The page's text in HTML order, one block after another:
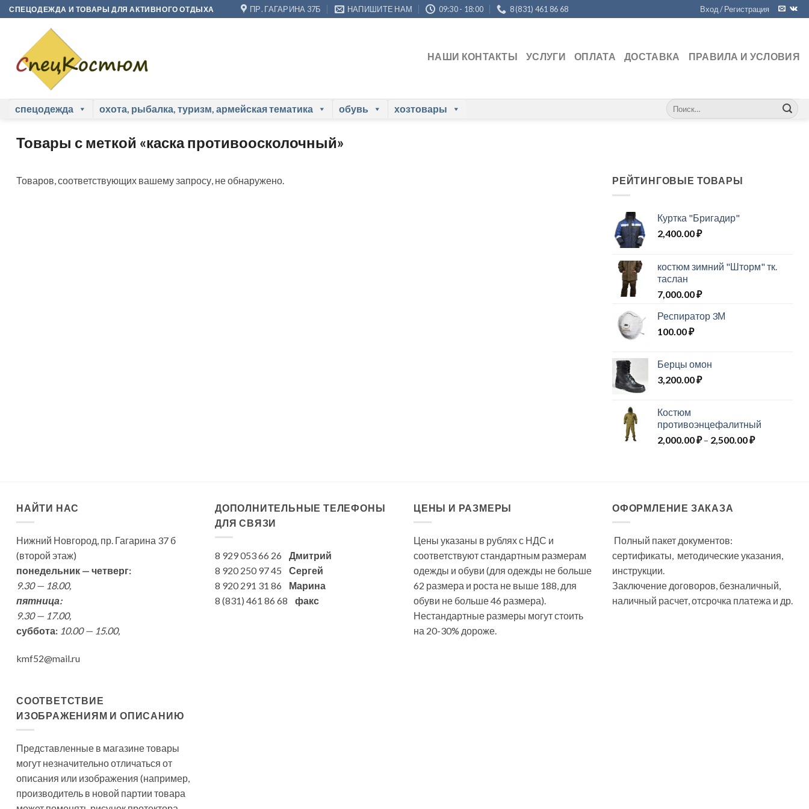
Skip
to
СПЕЦОДЕЖДА И ТОВАРЫ ДЛЯ АКТИВНОГО ОТДЫХА ПР. ГАГАРИНА 37Б НАПИШИТЕ НАМ 09:30 - 18:00 8 (831) 461 86 68 Вход / Регистрация
НАШИ КОНТАКТЫ УСЛУГИ ОПЛАТА ДОСТАВКА ПРАВИЛА И УСЛОВИЯ
спецодежда охота, рыбалка, туризм, армейская тематика обувь хозтовары Искать:
Товары с меткой «каска противоосколочный»
Товаров, соответствующих вашему запросу, не обнаружено. РЕЙТИНГОВЫЕ ТОВАРЫ
Куртка "Бригадир"
2,400.00₽
костюм зимний "Шторм" тк.
таслан
7,000.00₽
Респиратор 3М
100.00₽
Берцы омон
3,200.00₽
Костюм
противоэнцефалитный
2,000.00₽ – 2,500.00₽Диапазон
НАЙТИ НАС
Нижний Новгород, пр. Гагарина 37 б
(второй этаж)
понедельник — четверг:
9.30 — 18.00,
пятница:
9.30 — 17.00,
суббота: 10.00 — 15.00,
kmf52@mail.ru
ДОПОЛНИТЕЛЬНЫЕ ТЕЛЕФОНЫ
ДЛЯ СВЯЗИ
8 929 053 66 26 Дмитрий
8 920 250 97 45 Сергей
8 920 291 31 86 Марина
8 (831) 461 86 68 факс
ЦЕНЫ И РАЗМЕРЫ
Цены указаны в рублях с НДС и
соответствуют стандартным размерам
одежды и обуви (для одежды не больше
62 размера и роста не выше 188, для
обуви не больше 46 размера).
Нестандартные размеры могут стоить
на 20-30% дороже.
ОФОРМЛЕНИЕ ЗАКАЗА
Полный пакет документов:
сертификаты, методические указания,
инструкции.
Заключение договоров, безналичный,
наличный расчет, отсрочка платежа и др.
СООТВЕТСТВИЕ
ИЗОБРАЖЕНИЯМ И ОПИСАНИЮ
Представленные в магазине товары
могут незначительно отличаться от
описания или изображения (например,
производитель в новой партии товара